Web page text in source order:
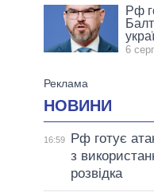
Рф
6
НОВИНИ
16:59
Рф готує
з
розвідка